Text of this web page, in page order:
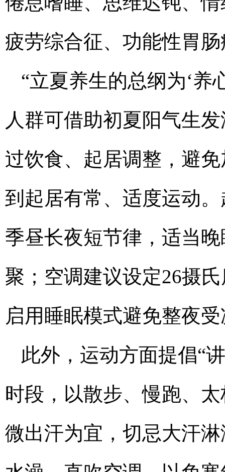
疲劳综合征、功能性胃
“立夏养生的总纲为‘养
人群可借助初夏阳气生
过饮食、起居调整，避
到起居有常、适度运动
季昼长夜短节律，适当
聚；空调建议设定26摄
启用睡眠模式避免整夜
此外，运动方面提倡“
时段，以散步、慢跑、
微出汗为宜，切忌大汗